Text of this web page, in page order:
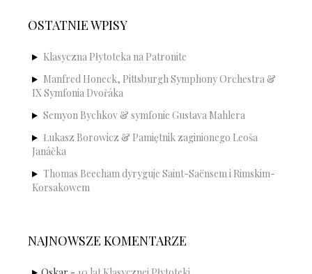
OSTATNIE WPISY
Klasyczna Płytoteka na Patronite
Manfred Honeck, Pittsburgh Symphony Orchestra &
IX Symfonia Dvořáka
Semyon Bychkov & symfonie Gustava Mahlera
Łukasz Borowicz & Pamiętnik zaginionego Leoša
Janáčka
Thomas Beecham dyryguje Saint-Saënsem i Rimskim-
Korsakowem
NAJNOWSZE KOMENTARZE